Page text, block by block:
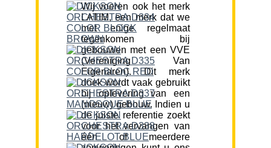
Wij voeren ook het merk
LATIM, een merk dat we
met enige regelmaat
tegenkomen bij
gebouwen met een VVE
(Vereniging Van
Eigenaren). Dit merk
doek wordt vaak gebruikt
bij oplevering van een
(nieuw) gebouw. Indien u
de juiste referentie zoekt
voor het vervangen van
één of meerdere